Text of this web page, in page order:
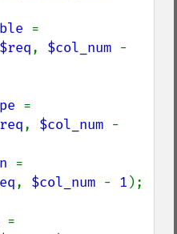
$req, $col_num
, $col_num
, $col_num - 1 );